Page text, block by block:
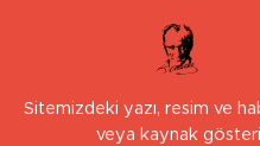
Sitemizdeki yazı, resim ve
veya kaynak